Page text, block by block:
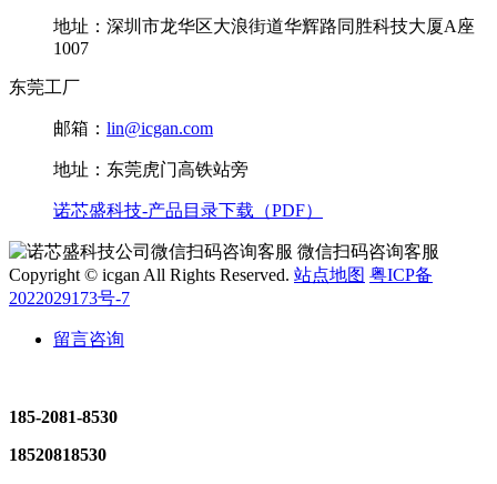
地址：深圳市龙华区大浪街道华辉路同胜科技大厦A座
1007
东莞工厂
邮箱： lin@icgan.com
地址：东莞虎门高铁站旁
诺芯盛科技-产品目录下载（PDF）
微信扫码咨询客服
Copyright © icgan All Rights Reserved. 站点地图 粤ICP备
2022029173号-7
留言咨询
185-2081-8530
18520818530